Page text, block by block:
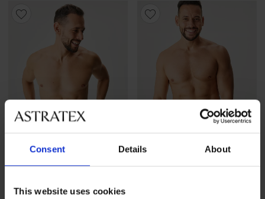
Consent Details About
This website uses cookies
-25 % ALL25 -25 % ALL25